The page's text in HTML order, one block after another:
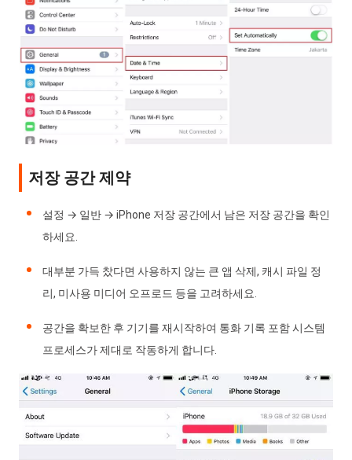
저장 공간 제약
설정 → 일반 → iPhone 저장 공간에서 남은 저장 공간을 확인
하세요.
대부분 가득 찼다면 사용하지 않는 큰 앱 삭제, 캐시 파일 정
리, 미사용 미디어 오프로드 등을 고려하세요.
공간을 확보한 후 기기를 재시작하여 통화 기록 포함 시스템
프로세스가 제대로 작동하게 합니다.